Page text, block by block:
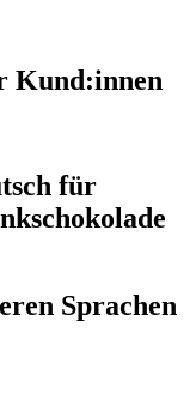
Kund:innen
für
Sprachen